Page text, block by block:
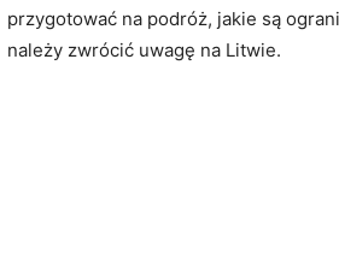
przygotować na podróż, jakie są
należy zwrócić uwagę na Litwie.